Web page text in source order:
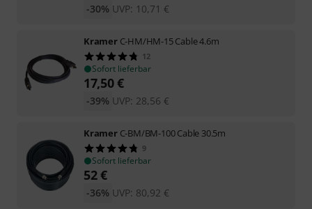
UVP: 10,71 €
-30%
Kramer C-HM/HM-15 Cable 4.6m
12
Sofort lieferbar
17,50€
UVP: 28,56 €
-39%
Kramer C-BM/BM-100 Cable 30.5m
9
Sofort lieferbar
52€
UVP: 80,92 €
-36%